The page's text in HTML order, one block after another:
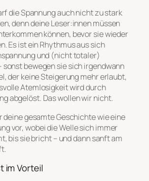
die Spannung auch nicht zu stark
denn deine Leser:innen müssen
können, bevor sie wieder
Es ist ein Rhythmus aus sich
und (nicht totaler)
sonst bewegen sie sich irgendwann
der keine Steigerung mehr erlaubt,
Atemlosigkeit wird durch
abgelöst. Das wollen wir nicht.
deine gesamte Geschichte wie eine
vor, wobei die Welle sich immer
bis sie bricht – und dann sanft am
im Vorteil